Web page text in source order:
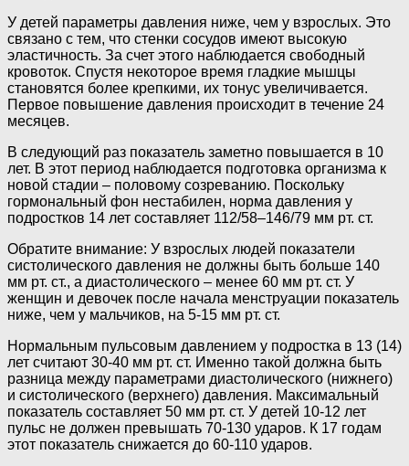
У детей параметры давления ниже, чем у взрослых. Это
связано с тем, что стенки сосудов имеют высокую
эластичность. За счет этого наблюдается свободный
кровоток. Спустя некоторое время гладкие мышцы
становятся более крепкими, их тонус увеличивается.
Первое повышение давления происходит в течение 24
месяцев.
В следующий раз показатель заметно повышается в 10
лет. В этот период наблюдается подготовка организма к
новой стадии – половому созреванию. Поскольку
гормональный фон нестабилен, норма давления у
подростков 14 лет составляет 112/58–146/79 мм рт. ст.
Обратите внимание: У взрослых людей показатели
систолического давления не должны быть больше 140
мм рт. ст., а диастолического – менее 60 мм рт. ст. У
женщин и девочек после начала менструации показатель
ниже, чем у мальчиков, на 5-15 мм рт. ст.
Нормальным пульсовым давлением у подростка в 13 (14)
лет считают 30-40 мм рт. ст. Именно такой должна быть
разница между параметрами диастолического (нижнего)
и систолического (верхнего) давления. Максимальный
показатель составляет 50 мм рт. ст. У детей 10-12 лет
пульс не должен превышать 70-130 ударов. К 17 годам
этот показатель снижается до 60-110 ударов.